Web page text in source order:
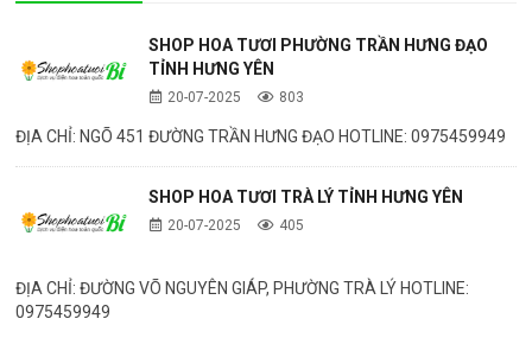
SHOP HOA TƯƠI PHƯỜNG TRẦN HƯNG ĐẠO
TỈNH HƯNG YÊN
20-07-2025 803
ĐỊA CHỈ: NGÕ 451 ĐƯỜNG TRẦN HƯNG ĐẠO HOTLINE: 0975459949
SHOP HOA TƯƠI TRÀ LÝ TỈNH HƯNG YÊN
20-07-2025 405
ĐỊA CHỈ: ĐƯỜNG VÕ NGUYÊN GIÁP, PHƯỜNG TRÀ LÝ HOTLINE:
0975459949